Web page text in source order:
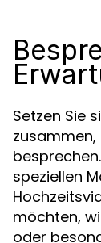
Setzen Sie
zusammen,
speziellen
möchten,
oder